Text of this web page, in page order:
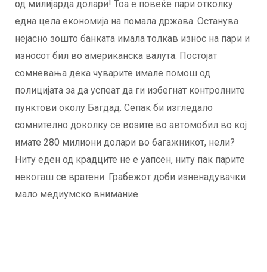
од милијарда долари! Тоа е повеќе пари отколку
една цела економија на помала држава. Останува
нејасно зошто банката имала толкав износ на пари и
износот бил во американска валута. Постојат
сомневања дека чуварите имале помош од
полицијата за да успеат да ги избегнат контролните
пунктови околу Багдад. Сепак би изгледало
сомнително доколку се возите во автомобил во кој
имате 280 милиони долари во багажникот, нели?
Ниту еден од крадците не е уапсен, ниту пак парите
некогаш се вратени. Грабежот доби изненадувачки
мало медиумско внимание.